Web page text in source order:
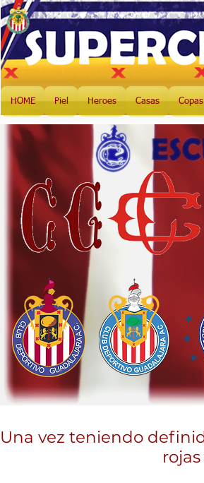
HOME Piel Heroes Casas Copas
Una vez teniendo